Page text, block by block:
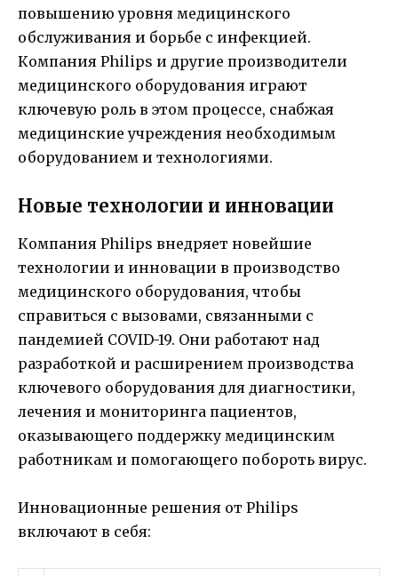
повышению уровня медицинского
обслуживания и борьбе с инфекцией.
Компания Philips и другие производители
медицинского оборудования играют
ключевую роль в этом процессе, снабжая
медицинские учреждения необходимым
оборудованием и технологиями.
Новые технологии и инновации
Компания Philips внедряет новейшие
технологии и инновации в производство
медицинского оборудования, чтобы
справиться с вызовами, связанными с
пандемией COVID-19. Они работают над
разработкой и расширением производства
ключевого оборудования для диагностики,
лечения и мониторинга пациентов,
оказывающего поддержку медицинским
работникам и помогающего побороть вирус.
Инновационные решения от Philips
включают в себя: